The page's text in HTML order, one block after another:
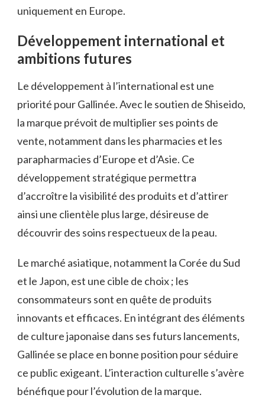
uniquement en Europe.
Développement international et
ambitions futures
Le développement à l’international est une
priorité pour Gallinée. Avec le soutien de Shiseido,
la marque prévoit de multiplier ses points de
vente, notamment dans les pharmacies et les
parapharmacies d’Europe et d’Asie. Ce
développement stratégique permettra
d’accroître la visibilité des produits et d’attirer
ainsi une clientèle plus large, désireuse de
découvrir des soins respectueux de la peau.
Le marché asiatique, notamment la Corée du Sud
et le Japon, est une cible de choix ; les
consommateurs sont en quête de produits
innovants et efficaces. En intégrant des éléments
de culture japonaise dans ses futurs lancements,
Gallinée se place en bonne position pour séduire
ce public exigeant. L’interaction culturelle s’avère
bénéfique pour l’évolution de la marque.